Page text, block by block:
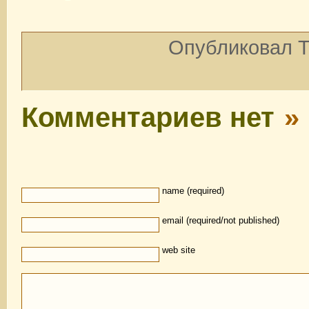
Опубликовал
Комментариев нет »
name (required)
email (required/not published)
web site